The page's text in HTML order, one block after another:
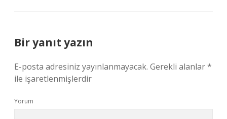
Bir yanıt yazın
E-posta adresiniz yayınlanmayacak. Gerekli alanlar*
ile işaretlenmişlerdir
Yorum